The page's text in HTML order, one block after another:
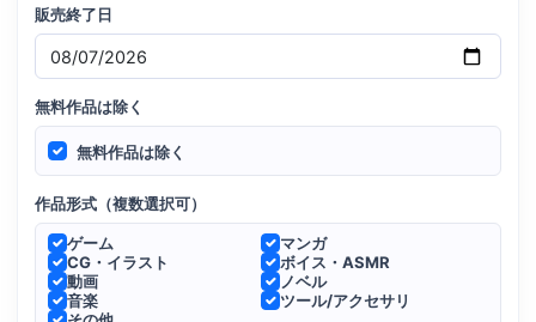
販売終了日
無料作品は除く
無料作品は除く
作品形式（複数選択可）
ゲーム
マンガ
CG・イラスト
ボイス・ASMR
動画
ノベル
音楽
ツール/アクセサリ